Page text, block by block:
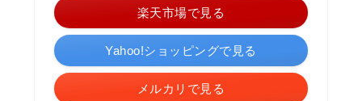
楽天市場で見る
Yahoo!ショッピングで見る
メルカリで見る